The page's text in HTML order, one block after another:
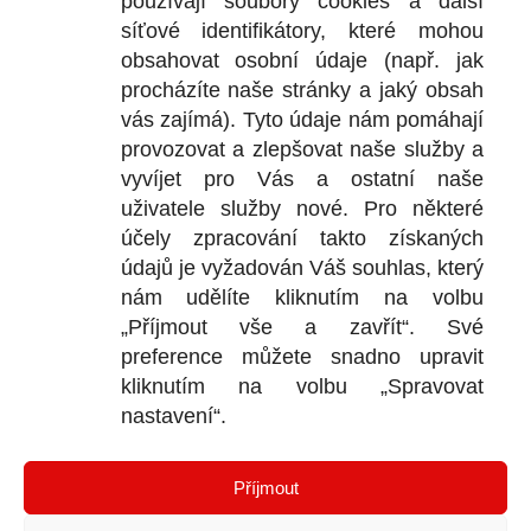
síťové identifikátory, které mohou
obsahovat osobní údaje (např. jak
procházíte naše stránky a jaký obsah
vás zajímá). Tyto údaje nám pomáhají
provozovat a zlepšovat naše služby a
vyvíjet pro Vás a ostatní naše
uživatele služby nové. Pro některé
účely zpracování takto získaných
údajů je vyžadován Váš souhlas, který
nám udělíte kliknutím na volbu
„Příjmout vše a zavřít“. Své
preference můžete snadno upravit
kliknutím na volbu „Spravovat
nastavení“.
Příjmout
Obchodní
Ochrana